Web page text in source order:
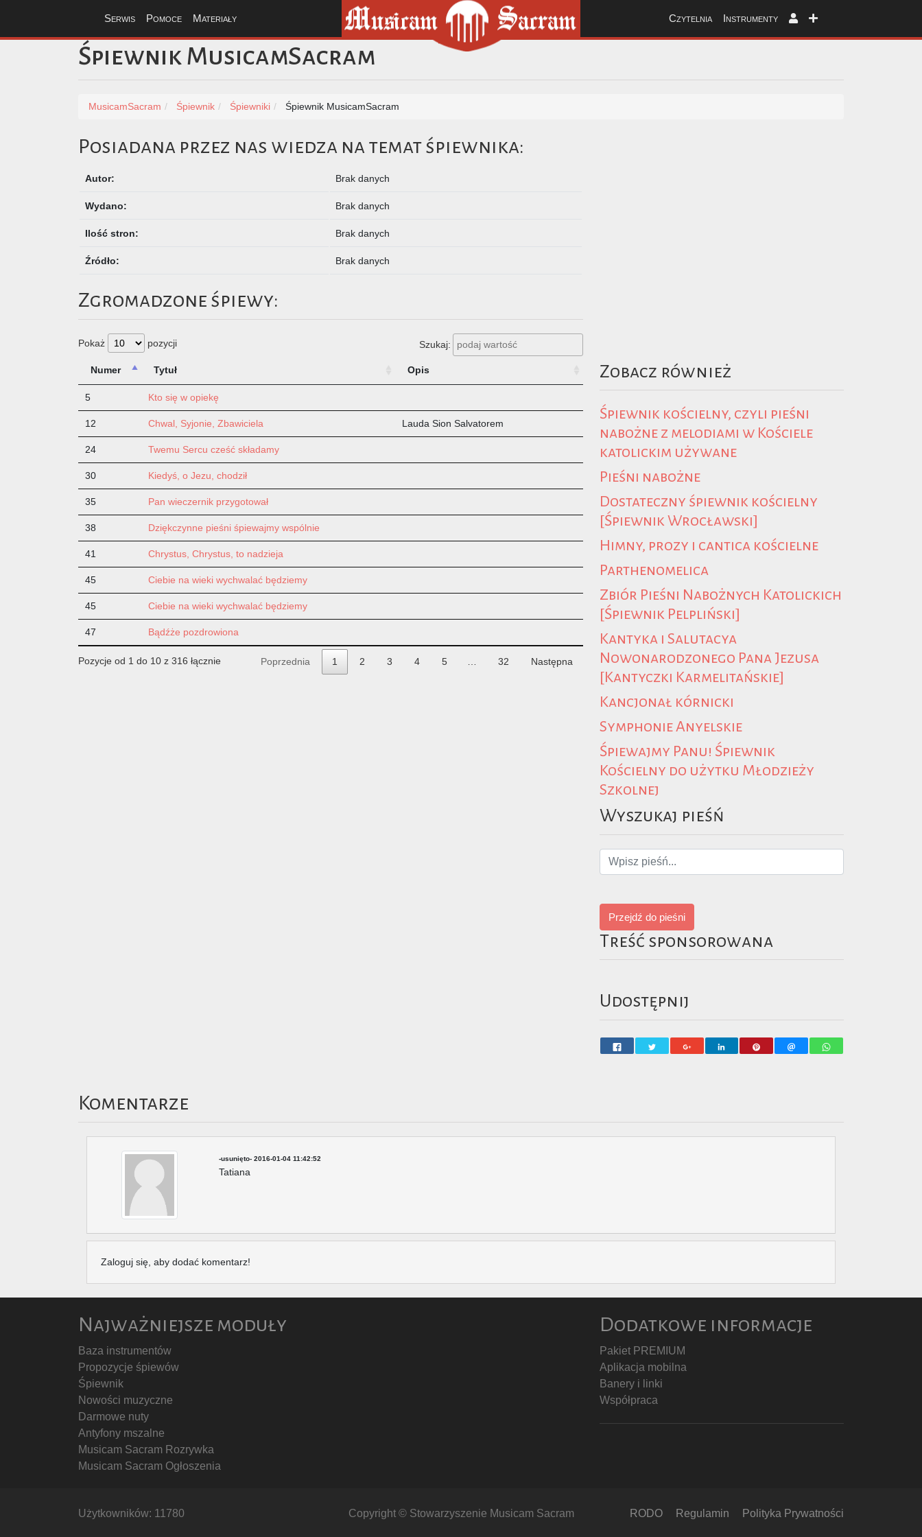
Serwis Pomoce Materiały Czytelnia Instrumenty
Śpiewnik MusicamSacram
MusicamSacram Śpiewnik Śpiewniki Śpiewnik MusicamSacram
Posiadana przez nas wiedza na temat śpiewnika:
Autor: Brak danych
Wydano: Brak danych
Ilość stron: Brak danych
Źródło: Brak danych
Zgromadzone śpiewy:
Pokaż pozycji Szukaj:
Numer Tytuł Opis
5 Kto się w opiekę
12 Chwal, Syjonie, Zbawiciela Lauda Sion Salvatorem
24 Twemu Sercu cześć składamy
30 Kiedyś, o Jezu, chodził
35 Pan wieczernik przygotował
38 Dziękczynne pieśni śpiewajmy wspólnie
41 Chrystus, Chrystus, to nadzieja
45 Ciebie na wieki wychwalać będziemy
45 Ciebie na wieki wychwalać będziemy
47 Bądźże pozdrowiona
Pozycje od 1 do 10 z 316 łącznie Poprzednia 1 2 3 4 5 32 Następna
Zobacz również
Śpiewnik kościelny, czyli pieśni
nabożne z melodiami w Kościele
katolickim używane
Pieśni nabożne
Dostateczny śpiewnik kościelny
[Śpiewnik Wrocławski]
Himny, prozy i cantica kościelne
Parthenomelica
Zbiór Pieśni Nabożnych Katolickich
[Śpiewnik Pelpliński]
Kantyka i Salutacya
Nowonarodzonego Pana Jezusa
[Kantyczki Karmelitańskie]
Kancjonał kórnicki
Symphonie Anyelskie
Śpiewajmy Panu! Śpiewnik
Kościelny do użytku Młodzieży
Szkolnej
Wyszukaj pieśń
Przejdź do pieśni
Treść sponsorowana
Udostępnij
Komentarze
-usunięto- 2016-01-04 11:42:52
Tatiana
Zaloguj się, aby dodać komentarz!
Najważniejsze moduły
Baza instrumentów
Propozycje śpiewów
Śpiewnik
Nowości muzyczne
Darmowe nuty
Antyfony mszalne
Musicam Sacram Rozrywka
Musicam Sacram Ogłoszenia
Dodatkowe informacje
Pakiet PREMIUM
Aplikacja mobilna
Banery i linki
Współpraca
Użytkowników: 11780 Copyright © Stowarzyszenie Musicam Sacram RODO Regulamin Polityka Prywatności